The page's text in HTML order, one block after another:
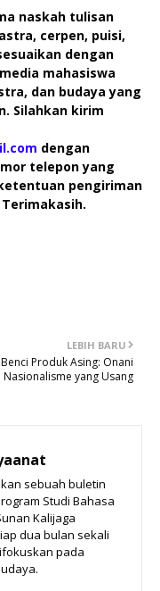
naskah tulisan
cerpen, puisi,
dengan
mahasiswa
dan budaya yang
Silahkan kirim
dengan
telepon yang
pengiriman
Terimakasih.
LEBIH BARU
Benci Produk Asing: Onani
Nasionalisme yang Usang
sebuah buletin
Studi Bahasa
Kalijaga
dua bulan sekali
pada